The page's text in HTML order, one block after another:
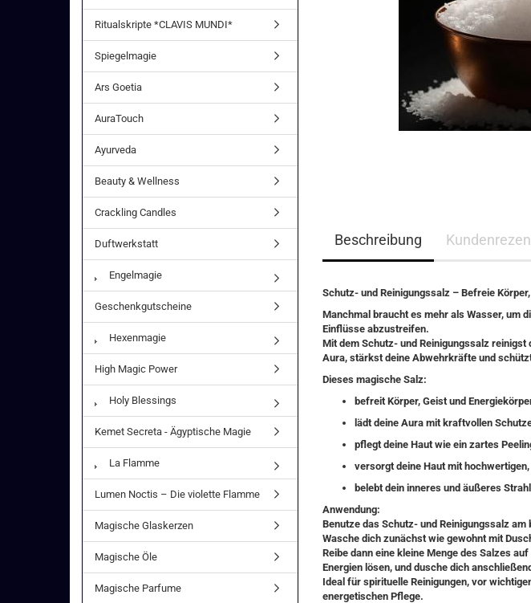
Beschreibung
Schutz- und Reinigungssalz – Befreie
Manchmal braucht es mehr als Wasser, um
Einflüsse abzustreifen.
Mit dem Schutz- und Reinigungssalz reinigst
Aura, stärkst deine Abwehrkräfte und
Dieses magische Salz:
befreit Körper, Geist und
lädt deine Aura mit kraftvollen
pflegt deine Haut wie ein zartes
versorgt deine Haut mit
belebt dein inneres und äußeres
Anwendung:
Benutze das Schutz- und Reinigungssalz am
Wasche dich zunächst wie gewohnt mit
Reibe dann eine kleine Menge des Salzes
Energien lösen, und dusche dich
Ideal für spirituelle Reinigungen, vor
energetischen Pflege.
Ritualskripte *CLAVIS MUNDI*
Spiegelmagie
Ars Goetia
AuraTouch
Ayurveda
Beauty & Wellness
Crackling Candles
Duftwerkstatt
Engelmagie
Geschenkgutscheine
Hexenmagie
High Magic Power
Holy Blessings
Kemet Secreta - Ägyptische Magie
La Flamme
Lumen Noctis – Die violette Flamme
Magische Glaskerzen
Magische Öle
Magische Parfume